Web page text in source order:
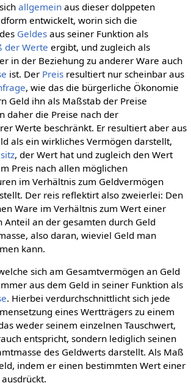
allgemeinaus dieser dolppeten
entwickelt, worin sich die
Geldesaus seiner Funktion als
der Werte ergibt, und zugleich als
in der Beziehung zu anderer Ware auch
ist. Der Preisresultiert nur scheinbar aus
, wie das die bürgerliche Ökonomie
Geld ihn als Maßstab der Preise
daher die Preise nach der
Werte beschränkt. Er resultiert aber aus
als ein wirkliches Vermögen darstellt,
, der Wert hat und zugleich den Wert
Preis nach allen möglichen
im Verhältnis zum Geldvermögen
Der reis reflektirt also zweierlei: Den
Ware im Verhältnis zum Wert einer
Anteil an der gesamten durch Geld
also daran, wieviel Geld man
kann.
sich am Gesamtvermögen an Geld
aus dem Geld in seiner Funktion als
. Hierbei verdurchschnittlicht sich jede
eines Wertträgers zu einem
weder seinem einzelnen Tauschwert,
entspricht, sondern lediglich seinen
des Geldwerts darstellt. Als Maß
indem er einen bestimmten Wert einer